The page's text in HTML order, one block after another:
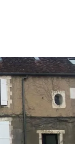
T2 à louer
comprises